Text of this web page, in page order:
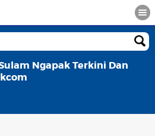
Ngapak Terkini Dan